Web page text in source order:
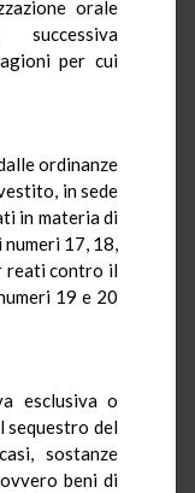
orale
per cui
ordinanze
in sede
in materia di
17, 18,
reati contro il
19 e 20
esclusiva o
sequestro del
sostanze
beni di